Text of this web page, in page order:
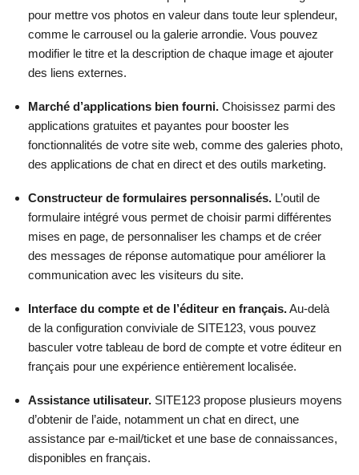
pour mettre vos photos en valeur dans toute leur splendeur,
comme le carrousel ou la galerie arrondie. Vous pouvez
modifier le titre et la description de chaque image et ajouter
des liens externes.
Marché d’applications bien fourni. Choisissez parmi des
applications gratuites et payantes pour booster les
fonctionnalités de votre site web, comme des galeries photo,
des applications de chat en direct et des outils marketing.
Constructeur de formulaires personnalisés. L’outil de
formulaire intégré vous permet de choisir parmi différentes
mises en page, de personnaliser les champs et de créer
des messages de réponse automatique pour améliorer la
communication avec les visiteurs du site.
Interface du compte et de l’éditeur en français.Au-delà
de la configuration conviviale de SITE123, vous pouvez
basculer votre tableau de bord de compte et votre éditeur en
français pour une expérience entièrement localisée.
Assistance utilisateur. SITE123 propose plusieurs moyens
d’obtenir de l’aide, notamment un chat en direct, une
assistance par e-mail/ticket et une base de connaissances,
disponibles en français.